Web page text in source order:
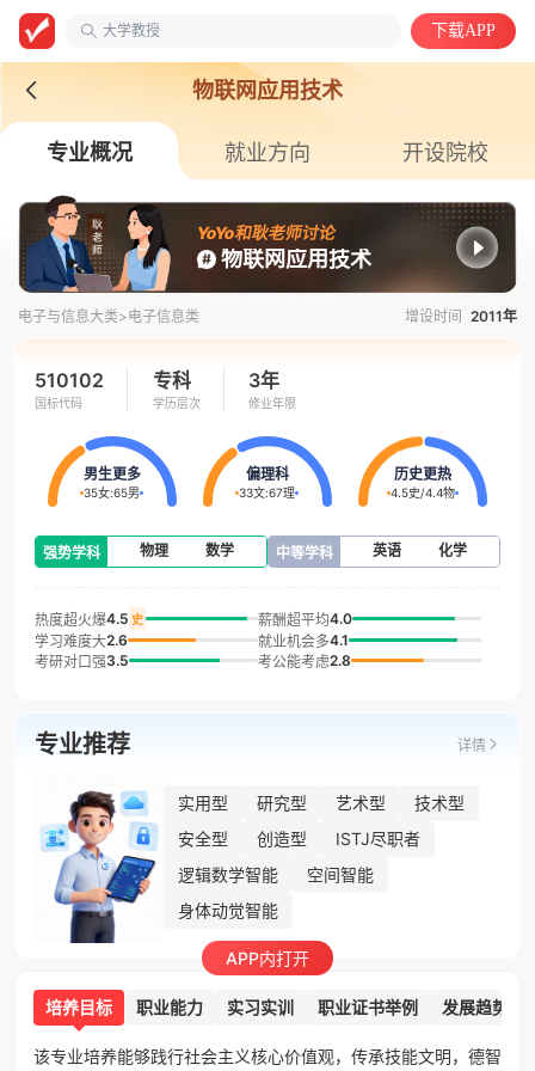
大学教授
中国语言文学类
下载APP
物联网应用技术
专业概况 就业方向 开设院校
YoYo和耿老师讨论
物联网应用技术
电子与信息大类>电子信息类 增设时间 2011年
510102
国标代码
专科
学历层次
3年
修业年限
男生更多
35女:65男
偏理科
33文:67理
历史更热
4.5史/4.4物
强势学科 物理 数学 中等学科 英语 化学
热度超火爆4.5 史 薪酬超平均4.0
学习难度大2.6 就业机会多4.1
考研对口强3.5 考公能考虑2.8
专业推荐 详情
实用型 研究型 艺术型
技术型
安全型
创造型
ISTJ尽职者
逻辑数学智能
空间智能
身体动觉智能
培养目标 职业能力 实习实训 职业证书举例 发展趋势
该专业培养能够践行社会主义核心价值观，传承技能文明，德智
APP内打开